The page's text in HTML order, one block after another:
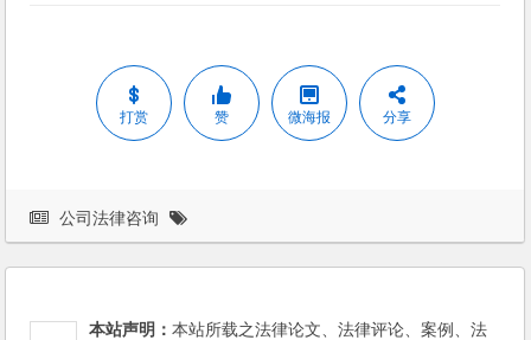
打赏 赞 微海报 分享
公司法律咨询
本站声明：本站所载之法律论文、法律评论、案例、法